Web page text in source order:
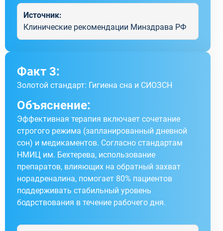
Источник:
Клинические рекомендации Минздрава РФ
Факт 3:
Золотой стандарт: Гигиена сна и СИОЗСН
Объяснение:
Эффективная терапия включает сочетание
строгого режима (запланированный дневной
сон) и медикаментов. Согласно стандартам
НМИЦ им. Бехтерева, использование
препаратов, влияющих на обратный захват
норадреналина, помогает 80% пациентов
поддерживать стабильный уровень
бодрствования в течение рабочего дня.